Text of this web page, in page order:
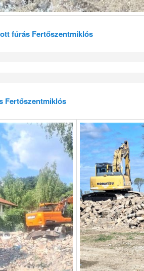
fúrás Fertőszentmiklós
Fertőszentmiklós